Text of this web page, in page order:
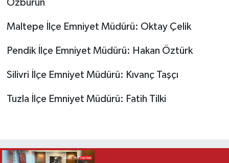
Özburun
Maltepe İlçe Emniyet Müdürü: Oktay Çelik
Pendik İlçe Emniyet Müdürü: Hakan Öztürk
Silivri İlçe Emniyet Müdürü: Kıvanç Taşçı
Tuzla İlçe Emniyet Müdürü: Fatih Tilki